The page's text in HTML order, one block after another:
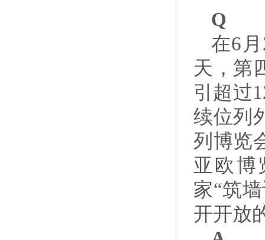
Q
在6
天，第
引超过
续位列
列博览
亚欧博
家“筑
开开放